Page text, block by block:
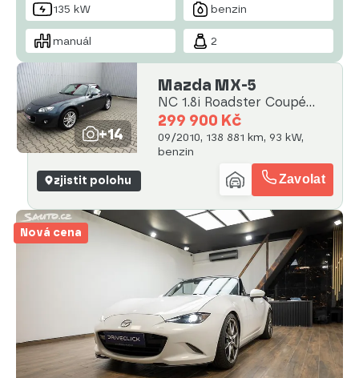
135 kW benzin
manuál 2
+14
Mazda MX-5
NC 1.8i Roadster Coupé
1.maj.
299 900 Kč
09/2010, 138 881 km, 93 kW,
benzin
zjistit polohu Zavolat
Nová cena